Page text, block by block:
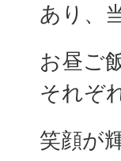
あり、
お昼ご
それぞ
笑顔が